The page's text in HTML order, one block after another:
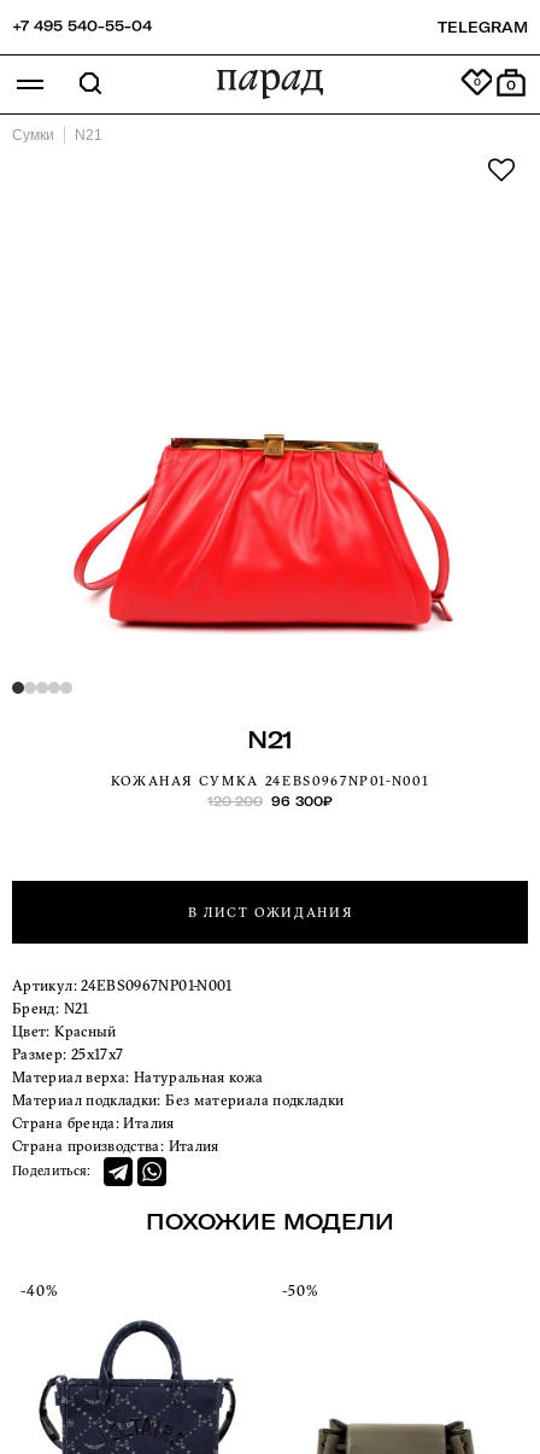
+7 495 540-55-04 TELEGRAM
0
Сумки N21
N21
КОЖАНАЯ СУМКА 24EBS0967NP01-N001
120 200 96 300₽
В ЛИСТ ОЖИДАНИЯ
Артикул:24EBS0967NP01-N001
Бренд:
N21
Цвет:
Красный
Размер: 25x17x7
Материал верха: Натуральная кожа
Материал подкладки: Без материала подкладки
Страна бренда: Италия
Страна производства: Италия
Поделиться:
ПОХОЖИЕ МОДЕЛИ
-40% -50%